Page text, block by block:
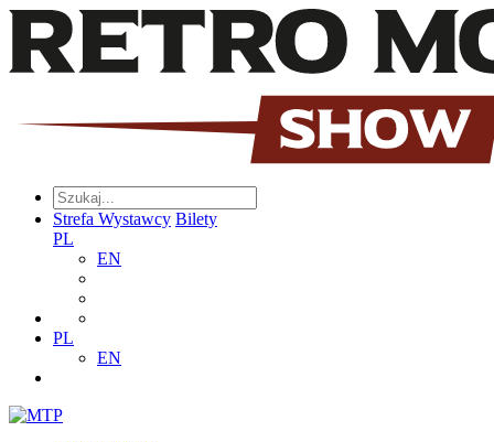
Strefa Wystawcy Bilety
PL
EN
PL
EN